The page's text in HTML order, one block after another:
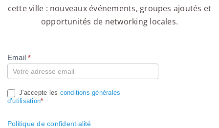
cette ville : nouveaux événements, groupes ajoutés et
opportunités de networking locales.
Compte
Email*
J'accepte les conditions générales
d’utilisation*
Politique de confidentialité